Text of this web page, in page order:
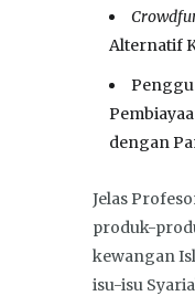
Alternatif
dengan
Jelas
produk-
kewangan
isu-isu